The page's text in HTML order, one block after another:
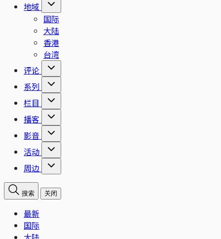
地域
国际
大陆
香港
台湾
评论
系列
栏目
播客
影音
活动
周边
搜索 关闭
最新
国际